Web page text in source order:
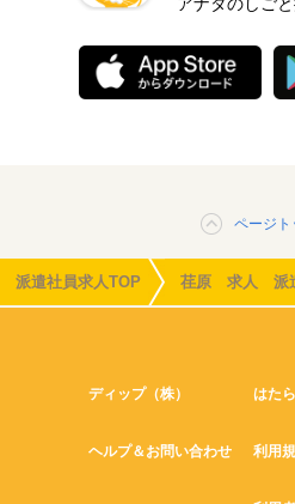
ページト
派遣社員求人TOP 荏原 求人 派
ディップ（株） はた
ヘルプ＆お問い合わせ 利用